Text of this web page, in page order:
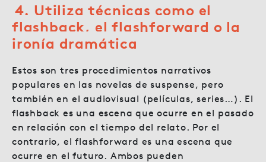
4. Utiliza técnicas como el
flashback, el flashforward o la
ironía dramática
Estos son tres procedimientos narrativos
populares en las novelas de suspense, pero
también en el audiovisual (películas, series…). El
flashback es una escena que ocurre en el pasado
en relación con el tiempo del relato. Por el
contrario, el flashforward es una escena que
ocurre en el futuro. Ambos pueden